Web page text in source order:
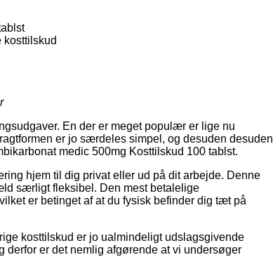
kosttilskud
En der er meget populær er lige nu
er jo særdeles simpel, og desuden desuden
medic 500mg Kosttilskud 100 tablst.
hjem til dig privat eller ud på dit arbejde. Denne
særligt fleksibel. Den mest betalelige
er betinget af at du fysisk befinder dig tæt på
kosttilskud er jo ualmindeligt udslagsgivende
derfor er det nemlig afgørende at vi undersøger